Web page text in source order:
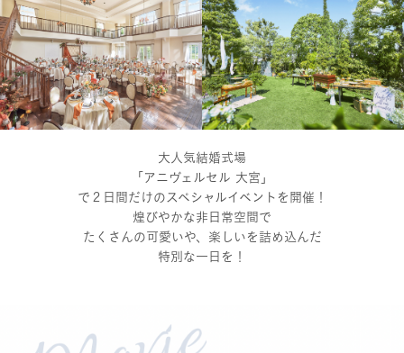
大人気結婚式場
「アニヴェルセル 大宮」
で２日間だけのスペシャルイベントを開催！
煌びやかな非日常空間で
たくさんの可愛いや、楽しいを詰め込んだ
特別な一日を！